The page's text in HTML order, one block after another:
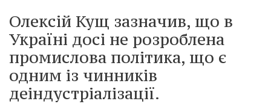
Олексій Кущ зазначив, що в
Україні досі не розроблена
промислова політика, що є
одним із чинників
деіндустріалізації.